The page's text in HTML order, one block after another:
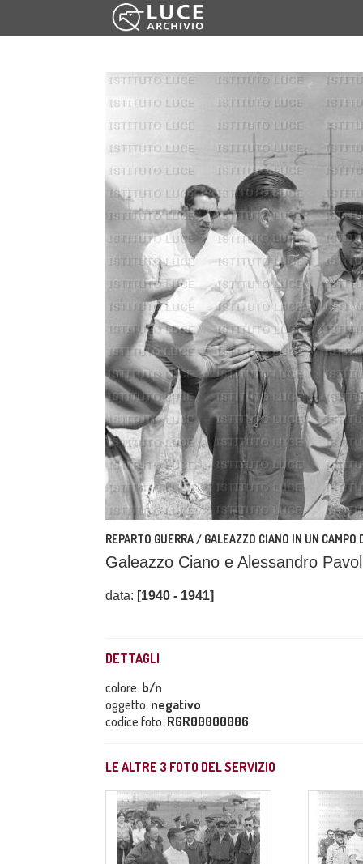
REPARTO GUERRA / GALEAZZO CIANO IN UN CAMPO
Galeazzo Ciano e Alessandro
data: [1940 - 1941]
DETTAGLI
colore: b/n
oggetto: negativo
codice foto: RGR00000006
LE ALTRE 3 FOTO DEL SERVIZIO